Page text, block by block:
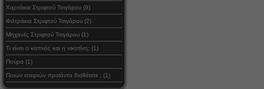
Χαρτάκια Στριφτού Τσιγάρου (9)
Φιλτράκια Στριφτού Τσιγάρου (2)
Μηχανές Στριφτού Τσιγάρου (1)
Τι είναι ο καπνός και η νικοτίνη; (1)
Πούρα (1)
Ποιων εταιριών προϊόντα διαθέτετε ; (1)